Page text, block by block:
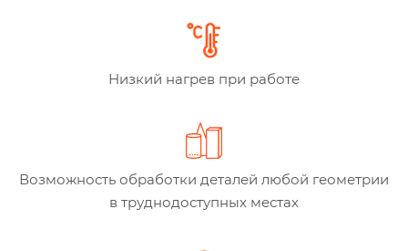
Низкий нагрев при работе
Возможность обработки деталей любой геометрии
в труднодоступных местах